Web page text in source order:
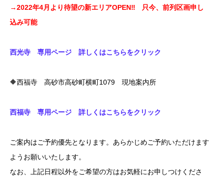
→2022年4月より待望の新エリアOPEN‼ 只今、前列区画申し
込み可能
西光寺 専用ページ 詳しくはこちらをクリック
🔶西福寺 高砂市高砂町横町1079 現地案内所
西福寺 専用ページ 詳しくはこちらをクリック
ご案内はご予約優先となります。あらかじめご予約いただけます
ようお願いいたします。
なお、上記日程以外をご希望の方はお気軽にお申しつけくださ